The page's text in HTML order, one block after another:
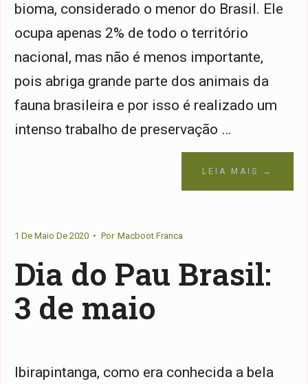
bioma, considerado o menor do Brasil. Ele
ocupa apenas 2% de todo o território
nacional, mas não é menos importante,
pois abriga grande parte dos animais da
fauna brasileira e por isso é realizado um
intenso trabalho de preservação …
LEIA MAIS →
1 De Maio De 2020 • Por Macboot Franca
Dia do Pau Brasil:
3 de maio
Ibirapintanga, como era conhecida a bela